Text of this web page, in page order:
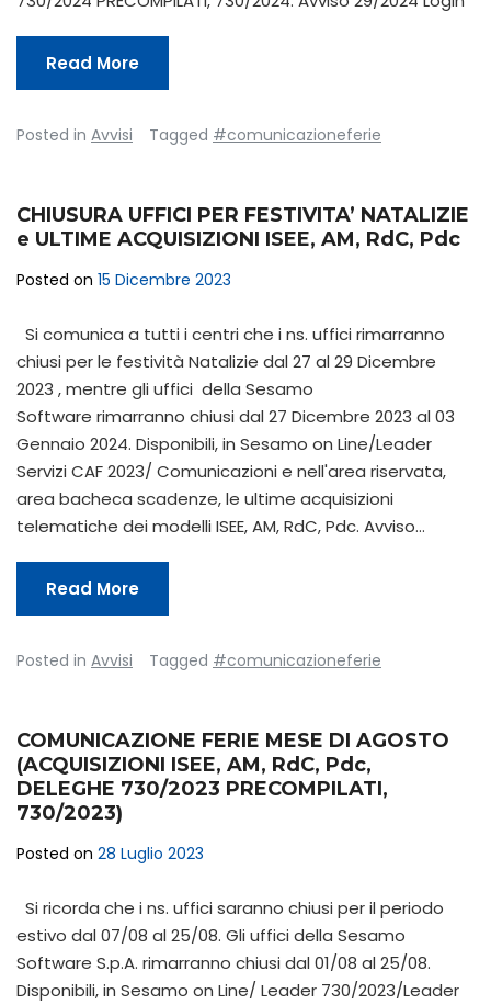
Read More
Posted in Avvisi Tagged #comunicazioneferie
CHIUSURA UFFICI PER FESTIVITA’ NATALIZIE
e ULTIME ACQUISIZIONI ISEE, AM, RdC, Pdc
Posted on 15 Dicembre 2023
Si comunica a tutti i centri che i ns. uffici rimarranno
chiusi per le festività Natalizie dal 27 al 29 Dicembre
2023 , mentre gli uffici della Sesamo
Software rimarranno chiusi dal 27 Dicembre 2023 al 03
Gennaio 2024. Disponibili, in Sesamo on Line/Leader
Servizi CAF 2023/ Comunicazioni e nell'area riservata,
area bacheca scadenze, le ultime acquisizioni
telematiche dei modelli ISEE, AM, RdC, Pdc. Avviso…
Read More
Posted in Avvisi Tagged #comunicazioneferie
COMUNICAZIONE FERIE MESE DI AGOSTO
(ACQUISIZIONI ISEE, AM, RdC, Pdc,
DELEGHE 730/2023 PRECOMPILATI,
730/2023)
Posted on 28 Luglio 2023
Si ricorda che i ns. uffici saranno chiusi per il periodo
estivo dal 07/08 al 25/08. Gli uffici della Sesamo
Software S.p.A. rimarranno chiusi dal 01/08 al 25/08.
Disponibili, in Sesamo on Line/ Leader 730/2023/Leader